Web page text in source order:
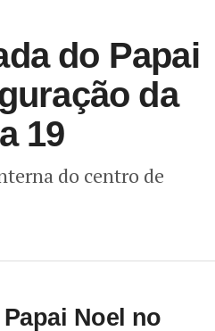
do Papai
da
19
do centro de
Noel no